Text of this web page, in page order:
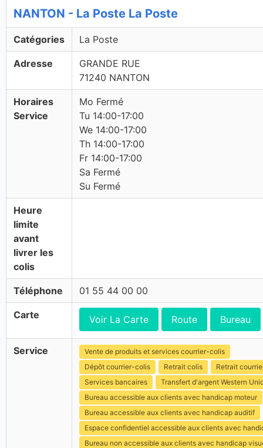
NANTON - La Poste La Poste
Catégories La Poste
Adresse
GRANDE RUE
71240 NANTON
Horaires
Service
Mo Fermé
Tu 14:00-17:00
We 14:00-17:00
Th 14:00-17:00
Fr 14:00-17:00
Sa Fermé
Su Fermé
Heure
limite
avant
livrer les
colis
Téléphone 01 55 44 00 00
Carte Voir La Carte Route Bureau
Service
Vente de produits et services courrier-colis
Dépôt courrier-colis
Retrait colis
Retrait
Services bancaires
Transfert d'argent Western
Bureau accessible aux clients avec handicap moteur
Bureau accessible aux clients avec handicap auditif
Espace confidentiel accessible aux clients avec
Bureau non accessible aux clients avec handicap